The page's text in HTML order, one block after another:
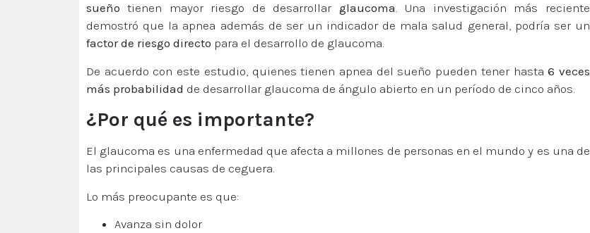
sueño tienen mayor riesgo de desarrollar glaucoma. Una investigación más reciente
demostró que la apnea además de ser un indicador de mala salud general, podría ser un
factor de riesgo directo para el desarrollo de glaucoma.
De acuerdo con este estudio, quienes tienen apnea del sueño pueden tener hasta6 veces
más probabilidad de desarrollar glaucoma de ángulo abierto en un período de cinco años.
¿Por qué es importante?
El glaucoma es una enfermedad que afecta a millones de personas en el mundo y es una de
las principales causas de ceguera.
Lo más preocupante es que:
Avanza sin dolor